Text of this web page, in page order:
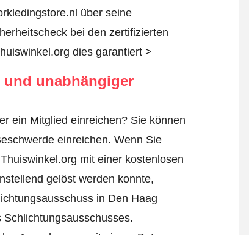
über seine
bei den zertifizierten
dies garantiert >
unabhängiger
ein Mitglied einreichen? Sie können
einreichen. Wenn Sie
mit einer kostenlosen
gelöst werden konnte,
in Den Haag